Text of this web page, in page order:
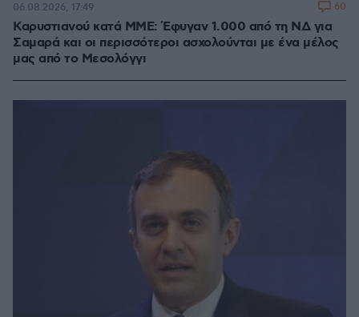
Καρυστιανού κατά ΜΜΕ: Έφυγαν 1.000 από τη ΝΔ για
Σαμαρά και οι περισσότεροι ασχολούνται με ένα μέλος
μας από το Μεσολόγγι
06.08.2026, 17:49 60